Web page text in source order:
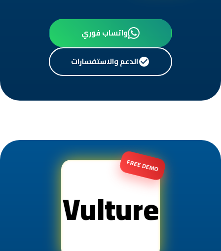
واتساب فوري
الدعم والاستفسارات
Vulture
FREE DEMO